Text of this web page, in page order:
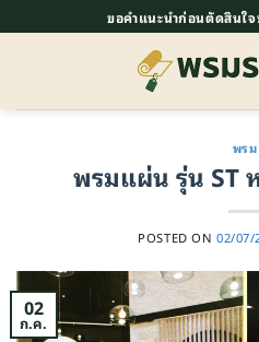
ไป
ขอคำแนะนำก่อนตัดสินใ
พรม
พรมแผ่น รุ่น ST
POSTED ON 02/07/
02
ก.ค.